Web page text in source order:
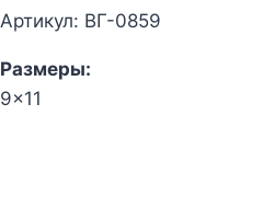
Артикул: ВГ-0859
Размеры:
9x11